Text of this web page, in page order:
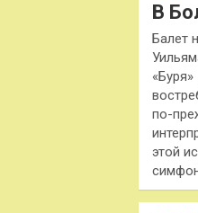
В
Балет
по-
этой